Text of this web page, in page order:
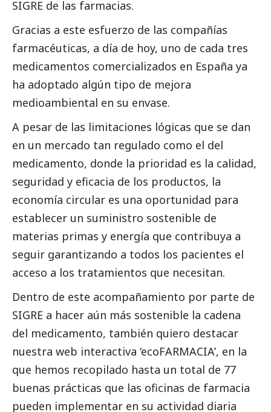
SIGRE de las farmacias.
Gracias a este esfuerzo de las compañías
farmacéuticas, a día de hoy, uno de cada tres
medicamentos comercializados en España ya
ha adoptado algún tipo de mejora
medioambiental en su envase.
A pesar de las limitaciones lógicas que se dan
en un mercado tan regulado como el del
medicamento, donde la prioridad es la calidad,
seguridad y eficacia de los productos, la
economía circular es una oportunidad para
establecer un suministro sostenible de
materias primas y energía que contribuya a
seguir garantizando a todos los pacientes el
acceso a los tratamientos que necesitan.
Dentro de este acompañamiento por parte de
SIGRE a hacer aún más sostenible la cadena
del medicamento, también quiero destacar
nuestra web interactiva ‘ecoFARMACIA’, en la
que hemos recopilado hasta un total de 77
buenas prácticas que las oficinas de farmacia
pueden implementar en su actividad diaria